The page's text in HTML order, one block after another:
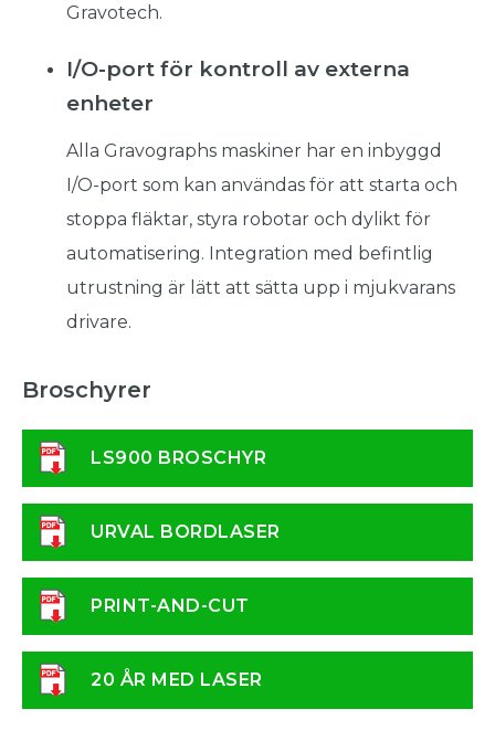
Gravotech.
I/O-port för kontroll av externa
enheter
Alla Gravographs maskiner har en inbyggd
I/O-port som kan användas för att starta och
stoppa fläktar, styra robotar och dylikt för
automatisering. Integration med befintlig
utrustning är lätt att sätta upp i mjukvarans
drivare.
Broschyrer
LS900 BROSCHYR
URVAL BORDLASER
PRINT-AND-CUT
20 ÅR MED LASER